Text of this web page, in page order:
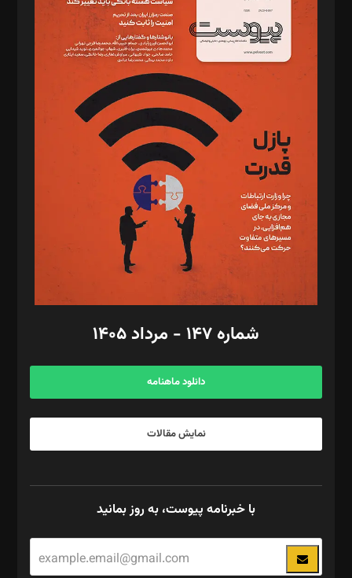
د‌بیر ناداستان: سمانه سمیع
د‌بیر خدمت و تجارت: ابوالفضل رجبی
د‌بیر حقوق فناوری: حسام‌الدین ایپکچی
د‌بیر پیوست جهان: مینا پاکدل
د‌بیر تحریریه آنلاین: بابک نقاش
تحریریه‌: مجتبی محمود‌ی، آرش برهمند، یسنا امان‌پور، سروش کرمیان،
مصطفی مسجدی آرانی، ابوالفضل رجبی، زهرا فکرانه، فائزه فتحی
رستمی،مصطفی باستان
ویرایش: نگار استاد‌‌آقا
طراح یونیفرم: مجید توکلی
فیلمبرداری و عکاسی: امیر شفیعی، مانی لطفی زاده
گرافیک و صفحه‌آرایی: سید‌سبحان‌علی ثابت
مد‌یر توسعه تجاری: کامبیز برید‌
امور مالی: شاپور رهبری، محمد‌ کاظمی‌نیا
آگهی و مشترکین: ۰۹۱۹۹۹۹۰۴۵۴
شماره ۱۴۷ - مرداد ۱۴۰۵
دانلود ماهنامه
نمایش مقالات
با خبرنامه پیوست، به روز بمانید